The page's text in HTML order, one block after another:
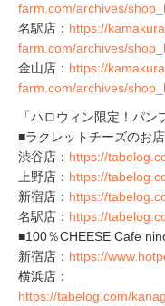
farm.com/archives/
名駅店： https://
farm.com/archives/
金山店： https://
farm.com/archives/
「ハロウィン限定！パ
■ラクレットチーズのお
渋谷店： https://
上野店： https://
新宿店： https://
名駅店： https://
■100％CHEESE Cafe
新宿店： https://
横浜店：
https://tabelog.com/